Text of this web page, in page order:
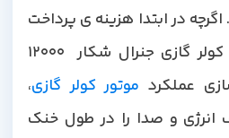
در ابتدا هزینه ی پرداخت
گران‌تر خواهد شد، اما کولر گازی جنرال شکار 12000
عملکردموتور کولر گازی،
و صدا را در طول خنک